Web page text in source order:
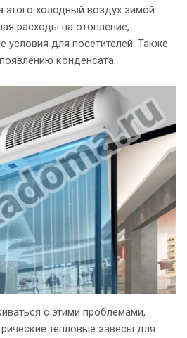
этого холодный воздух зимой
расходы на отопление,
условия для посетителей. Также
конденсата.
с этими проблемами,
тепловые завесы для